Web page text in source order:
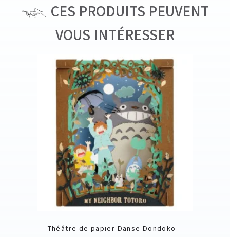
CES PRODUITS PEUVENT
VOUS INTÉRESSER
Théâtre de papier Danse Dondoko –